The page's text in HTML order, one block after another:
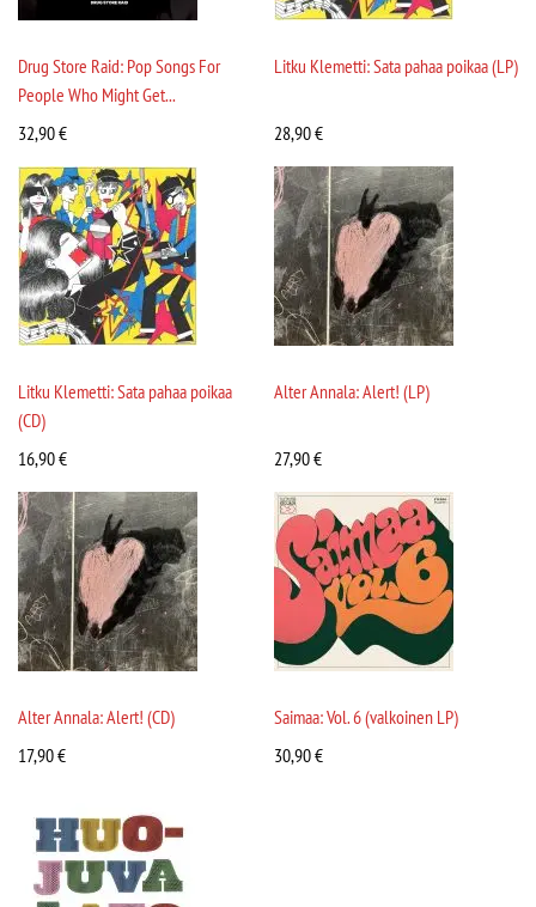
Drug Store Raid: Pop Songs For
People Who Might Get...
32,90€
Litku Klemetti: Sata pahaa poikaa (LP)
28,90€
Litku Klemetti: Sata pahaa poikaa
(CD)
16,90€
Alter Annala: Alert! (LP)
27,90€
Alter Annala: Alert! (CD)
17,90€
Saimaa: Vol. 6 (valkoinen LP)
30,90€